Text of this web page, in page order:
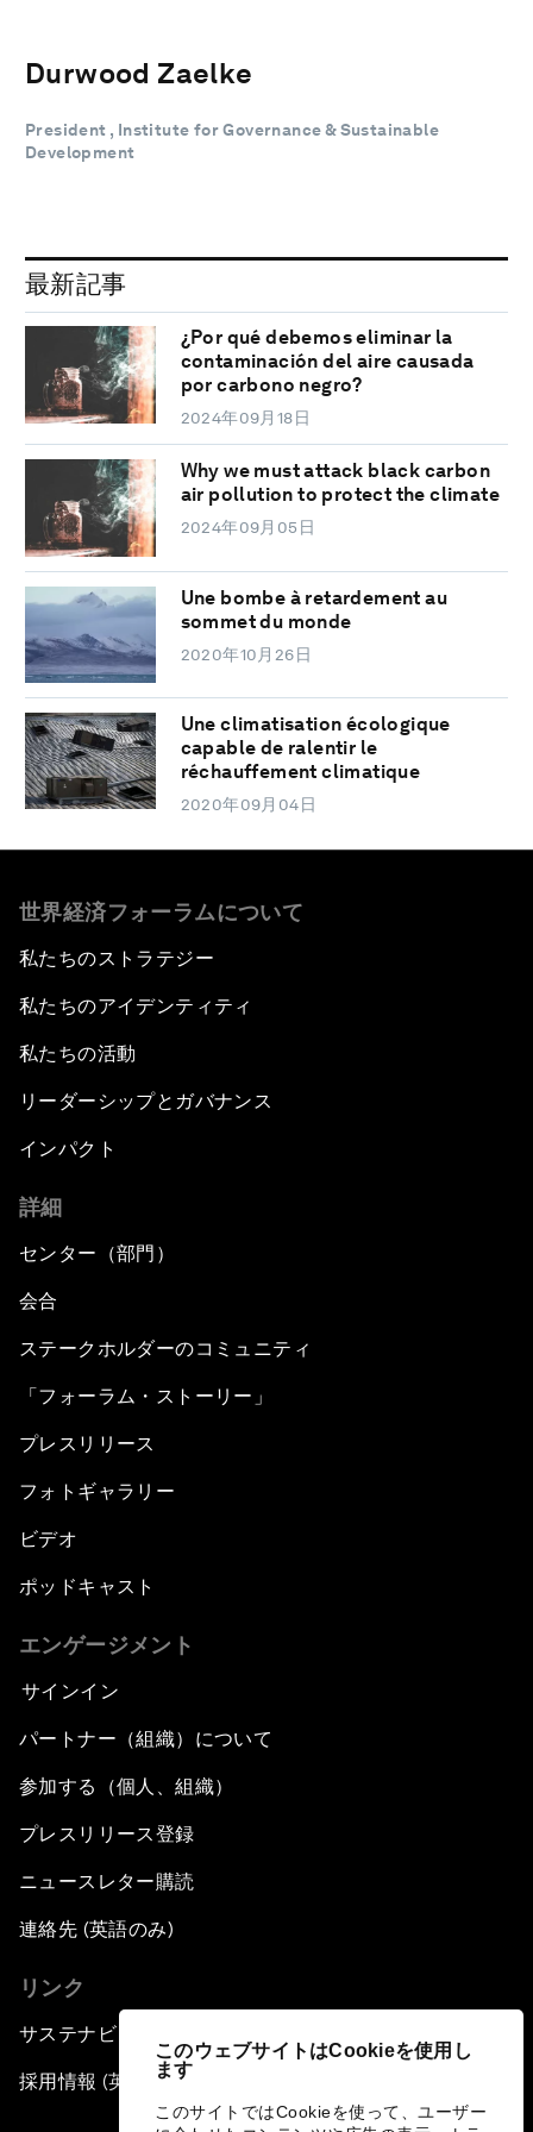
このウェブサイトはCookieを使用し
ます
このサイトではCookieを使って、ユーザー
Durwood Zaelke
President , Institute for Governance & Sustainable
Development
最新記事
¿Por qué debemos eliminar la
contaminación del aire causada
por carbono negro?
2024年09月18日
Why we must attack black carbon
air pollution to protect the climate
2024年09月05日
Une bombe à retardement au
sommet du monde
2020年10月26日
Une climatisation écologique
capable de ralentir le
réchauffement climatique
2020年09月04日
世界経済フォーラムについて
私たちのストラテジー
私たちのアイデンティティ
私たちの活動
リーダーシップとガバナンス
インパクト
詳細
センター（部門）
会合
ステークホルダーのコミュニティ
「フォーラム・ストーリー」
プレスリリース
フォトギャラリー
ビデオ
ポッドキャスト
エンゲージメント
サインイン
パートナー（組織）について
参加する（個人、組織）
プレスリリース登録
ニュースレター購読
連絡先 (英語のみ)
リンク
サステナビリティへの取り組み
採用情報 (英語のみ)